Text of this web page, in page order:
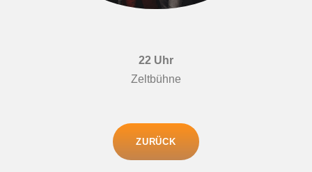
22 Uhr
Zeltbühne
ZURÜCK